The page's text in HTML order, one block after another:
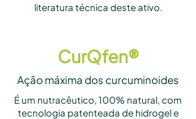
literatura técnica deste ativo.
CurQfen®
Ação máxima dos curcuminoides
É um nutracêutico, 100% natural, com
tecnologia patenteada de hidrogel e